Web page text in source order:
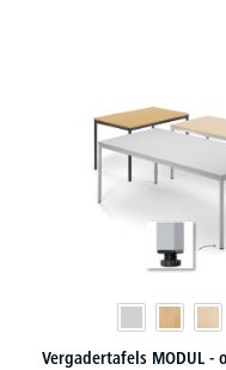
Vergadertafels MODUL -